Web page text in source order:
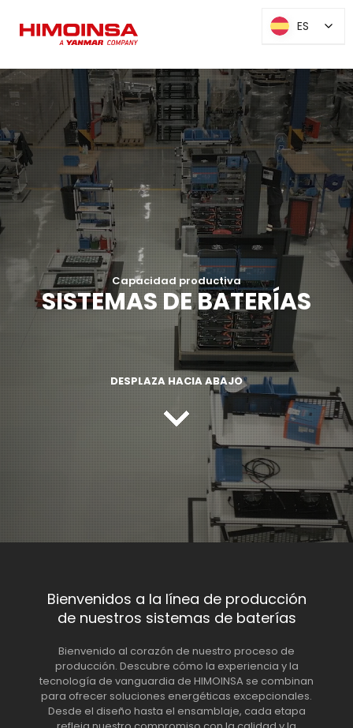
Capacidad productiva
SISTEMAS DE BATERÍAS
DESPLAZA HACIA ABAJO
Bienvenidos a la línea de producción
de nuestros sistemas de baterías
Bienvenido al corazón de nuestro proceso de
producción. Descubre cómo la experiencia y la
tecnología de vanguardia de HIMOINSA se combinan
para ofrecer soluciones energéticas excepcionales.
Desde el diseño hasta el ensamblaje, cada etapa
ES
ES